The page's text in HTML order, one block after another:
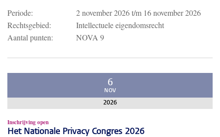
Periode: 2 november 2026t/m 16 november 2026
Rechtsgebied:
Intellectuele eigendomsrecht
Aantal punten:
NOVA 9
6
NOV
2026
Inschrijving open
Het Nationale Privacy Congres 2026